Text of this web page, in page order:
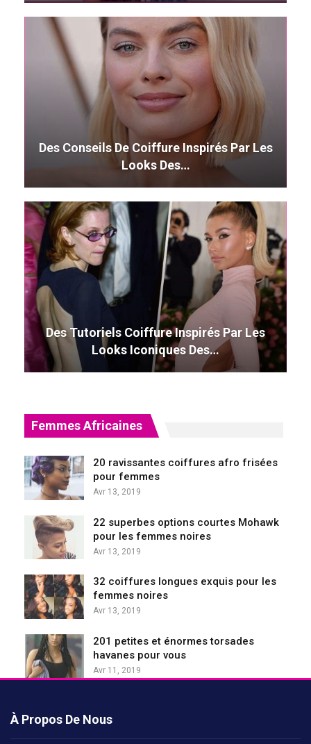
Des Conseils De Coiffure Inspirés Par Les
Looks Des…
Des Tutoriels Coiffure Inspirés Par Les
Looks Iconiques Des…
Femmes Africaines
20 ravissantes coiffures afro frisées
pour femmes
Avr 13, 2019
22 superbes options courtes Mohawk
pour les femmes noires
Avr 13, 2019
32 coiffures longues exquis pour les
femmes noires
Avr 13, 2019
201 petites et énormes torsades
havanes pour vous
Avr 11, 2019
À Propos De Nous